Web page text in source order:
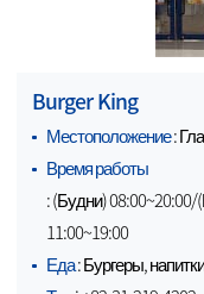
Burger King
Местоположение:
Время работы
: (Будни)
11:00~19:00
Еда: Бургеры,